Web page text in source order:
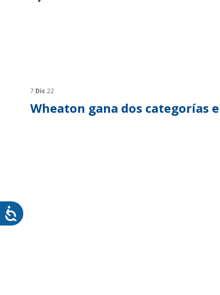
7 Dic 22
Wheaton gana dos categorías